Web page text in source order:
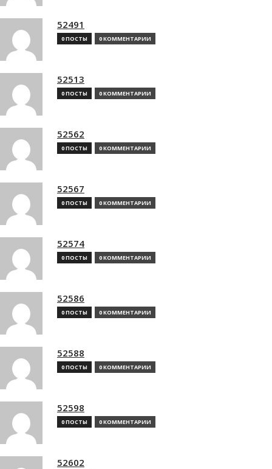
52491
0 ПОСТЫ 0 КОММЕНТАРИИ
52513
0 ПОСТЫ 0 КОММЕНТАРИИ
52562
0 ПОСТЫ 0 КОММЕНТАРИИ
52567
0 ПОСТЫ 0 КОММЕНТАРИИ
52574
0 ПОСТЫ 0 КОММЕНТАРИИ
52586
0 ПОСТЫ 0 КОММЕНТАРИИ
52588
0 ПОСТЫ 0 КОММЕНТАРИИ
52598
0 ПОСТЫ 0 КОММЕНТАРИИ
52602